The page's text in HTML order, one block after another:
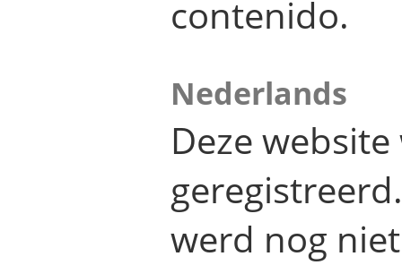
contenido.
Nederlands
Deze
werd nog